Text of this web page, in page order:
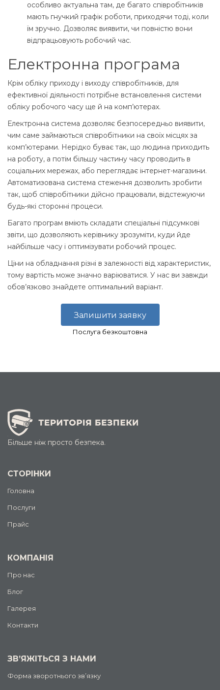
особливо актуальна там, де багато співробітників
мають гнучкий графік роботи, приходячи тоді, коли
їм зручно. Дозволяє виявити, чи повністю вони
відпрацьовують робочий час.
Електронна програма
Крім обліку приходу і виходу співробітників, для
ефективної діяльності потрібне встановлення системи
обліку робочого часу ще й на комп’ютерах.
Електронна система дозволяє безпосередньо виявити,
чим саме займаються співробітники на своїх місцях за
комп’ютерами. Нерідко буває так, що людина приходить
на роботу, а потім більшу частину часу проводить в
соціальних мережах, або переглядає інтернет-магазини.
Автоматизована система стеження дозволить зробити
так, щоб співробітники дійсно працювали, відстежуючи
будь-які сторонні процеси.
Багато програм вміють складати спеціальні підсумкові
звіти, що дозволяють керівнику зрозуміти, куди йде
найбільше часу і оптимізувати робочий процес.
Ціни на обладнання різні в залежності від характеристик,
тому вартість може значно варіюватися. У нас ви завжди
обов’язково знайдете оптимальний варіант.
Залишити заявку
Послуга безкоштовна
Більше ніж просто безпека.
СТОРІНКИ
Головна
Послуги
Прайс
КОМПАНІЯ
Про нас
Блог
Галерея
Контакти
ЗВ’ЯЖІТЬСЯ З НАМИ
Форма зворотнього зв’язку